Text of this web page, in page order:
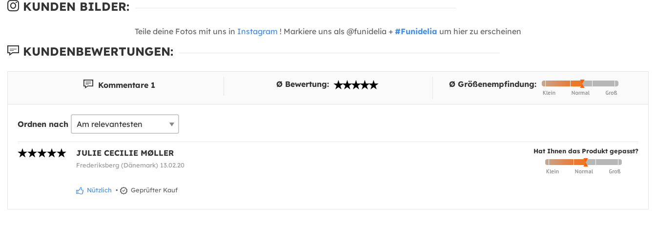
KUNDEN BILDER:
Teile deine Fotos mit uns in Instagram ! Markiere uns als @funidelia + #Funidelia um hier zu erscheinen
KUNDENBEWERTUNGEN:
Kommentare 1 Ø Bewertung: Ø Größenempfindung:
Ordnen nach
Hat Ihnen das Produkt gepasst?
JULIE CECILIE MØLLER
Frederiksberg (Dänemark) 13.02.20
Nützlich • Geprüfter Kauf